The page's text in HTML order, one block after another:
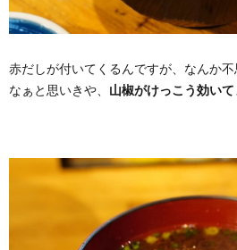
赤だしが付いてくるんですが、なんか
なぁと思いきや、 山椒がけっこう効いて